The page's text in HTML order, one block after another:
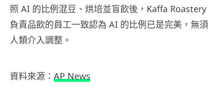
照 AI 的比例混豆、烘培並盲飲後，Kaffa Roastery
負責品飲的員工一致認為 AI 的比例已是完美，無須
人類介入調整。
資料來源： AP News